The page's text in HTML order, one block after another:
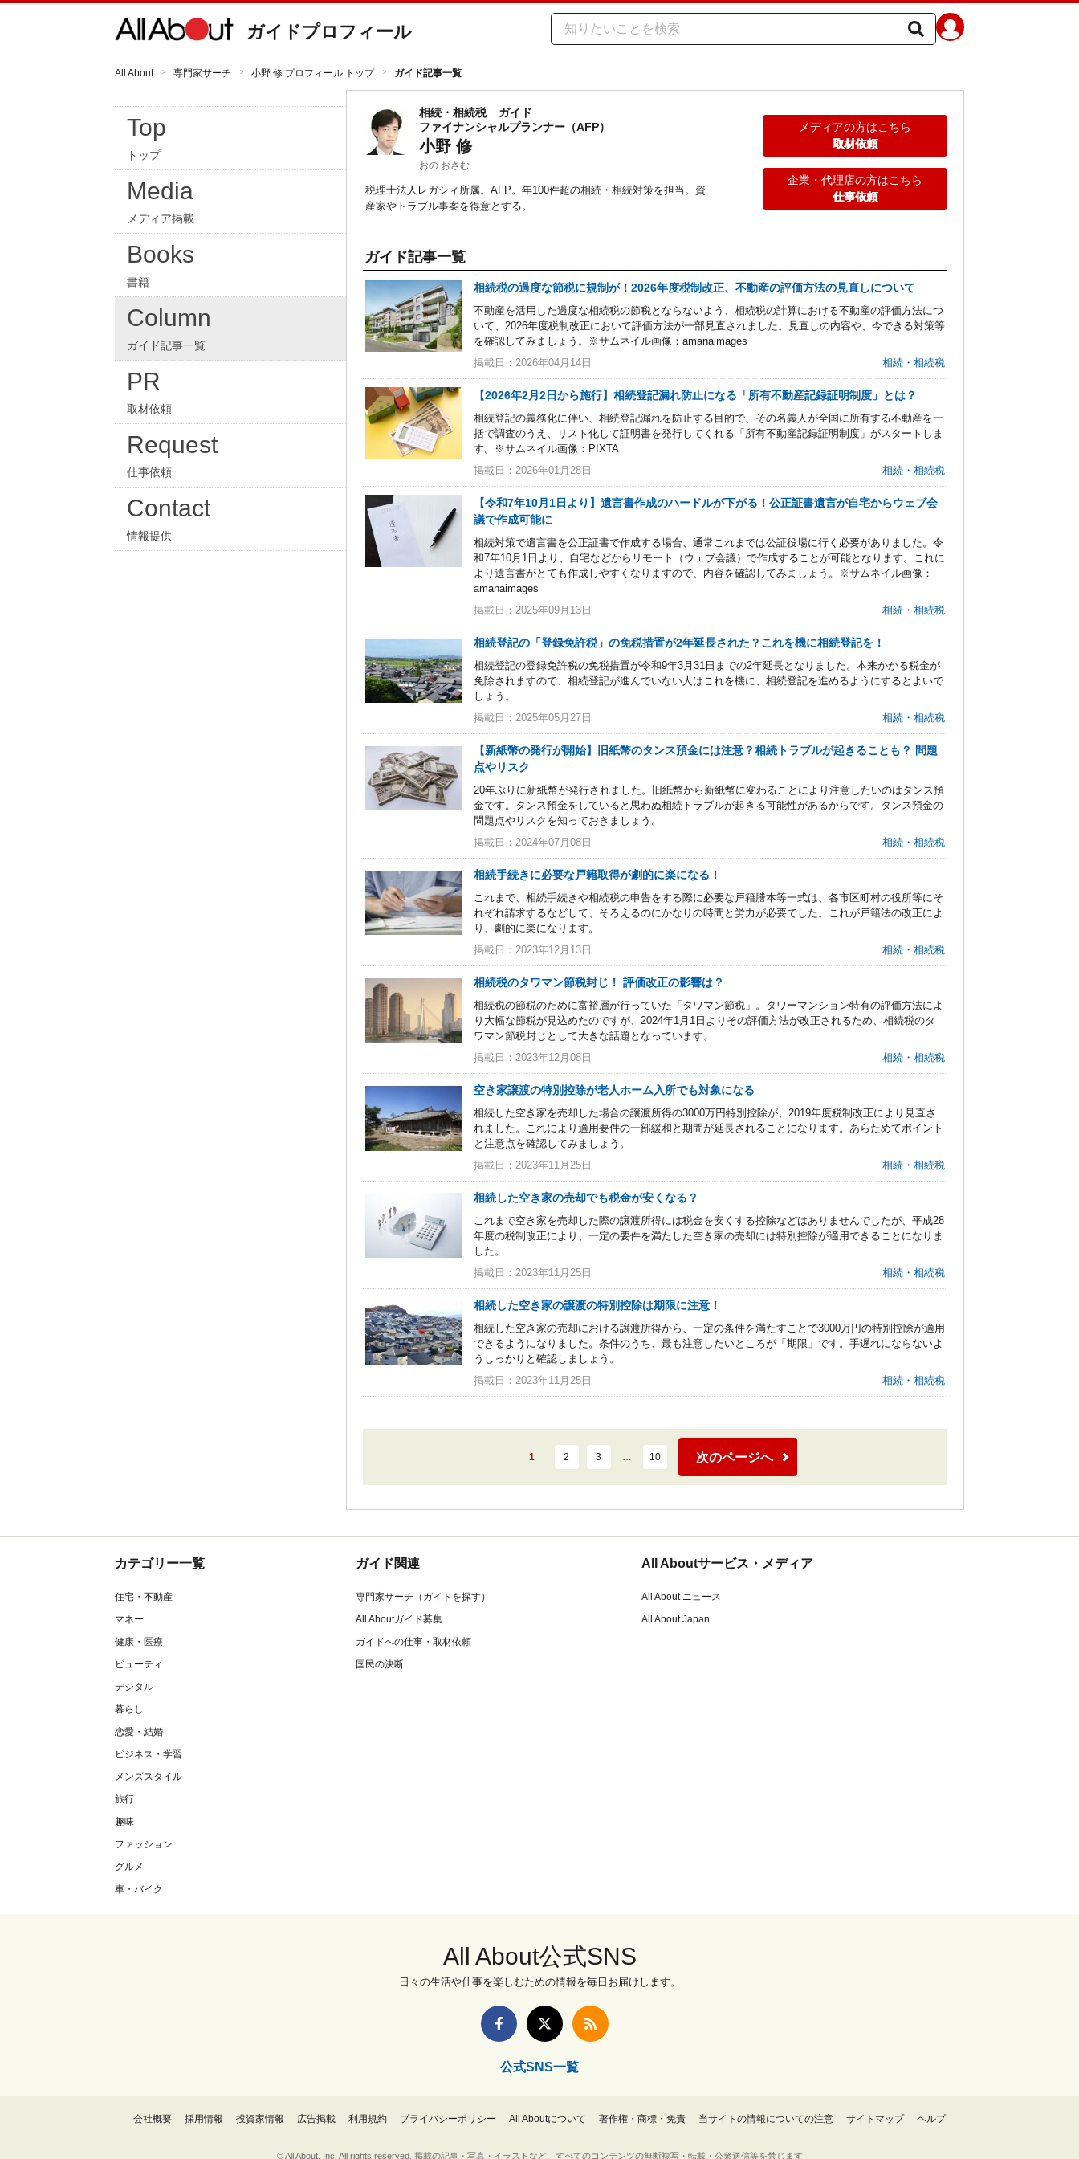
ガイドプロフィール
All About 専門家サーチ 小野 修 プロフィール トップ ガイド記事一覧
Top
トップ
Media
メディア掲載
Books
書籍
Column
ガイド記事一覧
PR
取材依頼
Request
仕事依頼
Contact
情報提供
相続・相続税
ガイド
ファイナンシャルプランナー（AFP）
小野 修
おの おさむ
税理士法人レガシィ所属。AFP。年100件超の相続・相続対策を担当。資
産家やトラブル事案を得意とする。
メディアの方はこちら
取材依頼
企業・代理店の方はこちら
仕事依頼
ガイド記事一覧
相続税の過度な節税に規制が！2026年度税制改正、不動産の評価方法の見直しについて
不動産を活用した過度な相続税の節税とならないよう、相続税の計算における不動産の評価方法につ
いて、2026年度税制改正において評価方法が一部見直されました。見直しの内容や、今できる対策等
を確認してみましょう。※サムネイル画像：amanaimages
掲載日：2026年04月14日
相続・相続税
【2026年2月2日から施行】相続登記漏れ防止になる「所有不動産記録証明制度」とは？
相続登記の義務化に伴い、相続登記漏れを防止する目的で、その名義人が全国に所有する不動産を一
括で調査のうえ、リスト化して証明書を発行してくれる「所有不動産記録証明制度」がスタートしま
す。※サムネイル画像：PIXTA
掲載日：2026年01月28日
相続・相続税
【令和7年10月1日より】遺言書作成のハードルが下がる！公正証書遺言が自宅からウェブ会
議で作成可能に
相続対策で遺言書を公正証書で作成する場合、通常これまでは公証役場に行く必要がありました。令
和7年10月1日より、自宅などからリモート（ウェブ会議）で作成することが可能となります。これに
より遺言書がとても作成しやすくなりますので、内容を確認してみましょう。※サムネイル画像：
amanaimages
掲載日：2025年09月13日
相続・相続税
相続登記の「登録免許税」の免税措置が2年延長された？これを機に相続登記を！
相続登記の登録免許税の免税措置が令和9年3月31日までの2年延長となりました。本来かかる税金が
免除されますので、相続登記が進んでいない人はこれを機に、相続登記を進めるようにするとよいで
しょう。
掲載日：2025年05月27日
相続・相続税
【新紙幣の発行が開始】旧紙幣のタンス預金には注意？相続トラブルが起きることも？ 問題
点やリスク
20年ぶりに新紙幣が発行されました。旧紙幣から新紙幣に変わることにより注意したいのはタンス預
金です。タンス預金をしていると思わぬ相続トラブルが起きる可能性があるからです。タンス預金の
問題点やリスクを知っておきましょう。
掲載日：2024年07月08日
相続・相続税
相続手続きに必要な戸籍取得が劇的に楽になる！
これまで、相続手続きや相続税の申告をする際に必要な戸籍謄本等一式は、各市区町村の役所等にそ
れぞれ請求するなどして、そろえるのにかなりの時間と労力が必要でした。これが戸籍法の改正によ
り、劇的に楽になります。
掲載日：2023年12月13日
相続・相続税
相続税のタワマン節税封じ！ 評価改正の影響は？
相続税の節税のために富裕層が行っていた「タワマン節税」。タワーマンション特有の評価方法によ
り大幅な節税が見込めたのですが、2024年1月1日よりその評価方法が改正されるため、相続税のタ
ワマン節税封じとして大きな話題となっています。
掲載日：2023年12月08日
相続・相続税
空き家譲渡の特別控除が老人ホーム入所でも対象になる
相続した空き家を売却した場合の譲渡所得の3000万円特別控除が、2019年度税制改正により見直さ
れました。これにより適用要件の一部緩和と期間が延長されることになります。あらためてポイント
と注意点を確認してみましょう。
掲載日：2023年11月25日
相続・相続税
相続した空き家の売却でも税金が安くなる？
これまで空き家を売却した際の譲渡所得には税金を安くする控除などはありませんでしたが、平成28
年度の税制改正により、一定の要件を満たした空き家の売却には特別控除が適用できることになりま
した。
掲載日：2023年11月25日
相続・相続税
相続した空き家の譲渡の特別控除は期限に注意！
相続した空き家の売却における譲渡所得から、一定の条件を満たすことで3000万円の特別控除が適用
できるようになりました。条件のうち、最も注意したいところが「期限」です。手遅れにならないよ
うしっかりと確認しましょう。
掲載日：2023年11月25日
相続・相続税
1 2 3 … 10 次のページへ
カテゴリー一覧
住宅・不動産
マネー
健康・医療
ビューティ
デジタル
暮らし
恋愛・結婚
ビジネス・学習
メンズスタイル
旅行
趣味
ファッション
グルメ
車・バイク
ガイド関連
専門家サーチ（ガイドを探す）
All Aboutガイド募集
ガイドへの仕事・取材依頼
国民の決断
All Aboutサービス・メディア
All About ニュース
All About Japan
All About公式SNS
日々の生活や仕事を楽しむための情報を毎日お届けします。
公式SNS一覧
会社概要 採用情報 投資家情報 広告掲載 利用規約 プライバシーポリシー All Aboutについて 著作権・商標・免責 当サイトの情報についての注意 サイトマップ ヘルプ
© All About, Inc. All rights reserved. 掲載の記事・写真・イラストなど、すべてのコンテンツの無断複写・転載・公衆送信等を禁じます